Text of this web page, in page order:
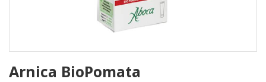
Arnica BioPomata